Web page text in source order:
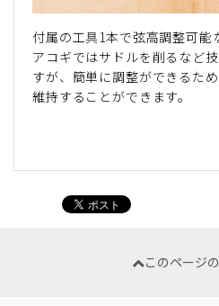
付属の工具1本で弦高調整可能
アコギではサドルを削るなど
すが、簡単に調整ができるた
維持することができます。
このページ